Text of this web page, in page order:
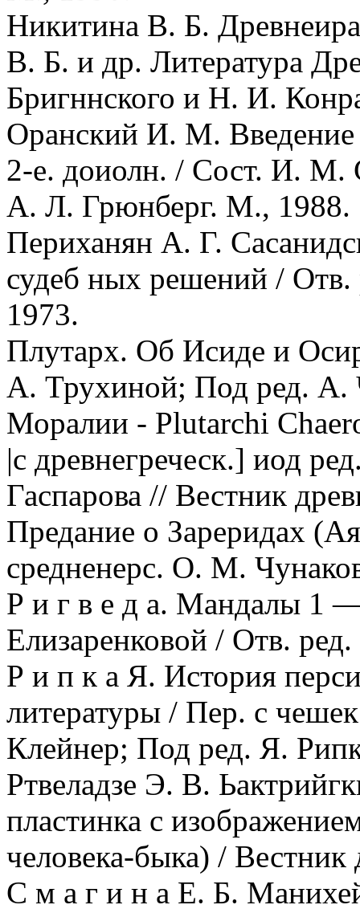
Никитина В. Б.
В. Б. и др. Литература
Бригннского и Н. И.
Оранский И. М.
2-е. доиолн. / Сост. И. М.
А. Л. Грюнберг. М., 1988.
Периханян А. Г.
судеб ных решений /
1973.
Плутарх. Об Исиде и
А. Трухиной; Под ред. А.
Моралии - Plutarchi
|c древнегреческ.] иод
Гаспарова // Вестник
Предание о Зареридах
средненерс. О. М.
Р и г в е д а. Мандалы 1
Елизаренковой / Отв.
Р и п к а Я. История
литературы / Пер. с
Клейнер; Под ред. Я.
Ртвеладзе Э. В.
пластинка с
человека-быка) /
С м а г и н а Е. Б.